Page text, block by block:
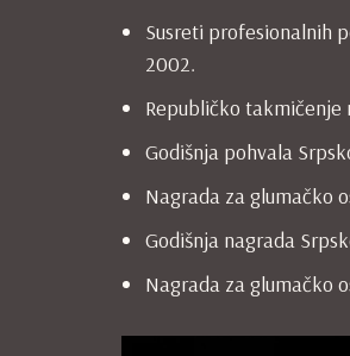
Susreti profesionalnih
2002.
Republičko takmičenje
Godišnja pohvala
Nagrada za glumačko
Godišnja nagrada
Nagrada za glumačko